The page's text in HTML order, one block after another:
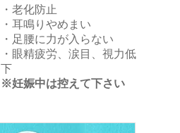
・老化防止
・耳鳴りやめまい
・足腰に力が入らない
・眼精疲労、涙目、視力低
下
※妊娠中は控えて下さい